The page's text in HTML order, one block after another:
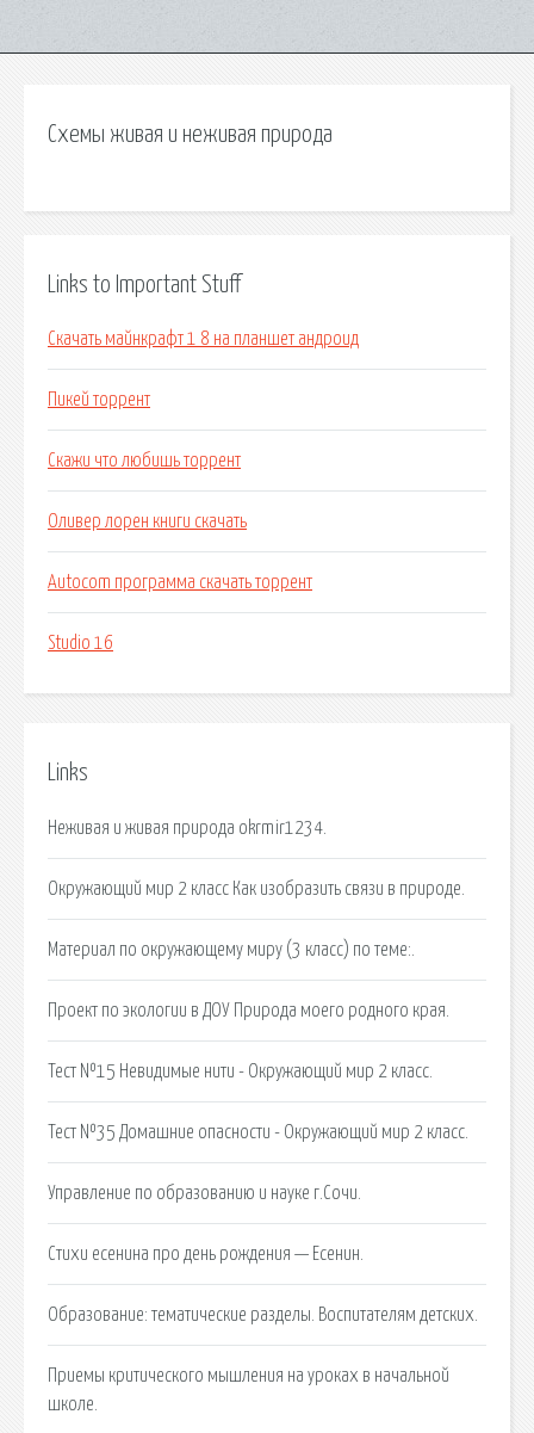
Схемы живая и неживая природа
Links to Important Stuff
Скачать майнкрафт 1 8 на планшет андроид
Пикей торрент
Скажи что любишь торрент
Оливер лорен книги скачать
Autocom программа скачать торрент
Studio 16
Links
Неживая и живая природа okrmir1234.
Окружающий мир 2 класс Как изобразить связи в природе.
Материал по окружающему миру (3 класс) по теме:.
Проект по экологии в ДОУ Природа моего родного края.
Тест №15 Невидимые нити - Окружающий мир 2 класс.
Тест №35 Домашние опасности - Окружающий мир 2 класс.
Управление по образованию и науке г.Сочи.
Стихи есенина про день рождения — Есенин.
Образование: тематические разделы. Воспитателям детских.
Приемы критического мышления на уроках в начальной
школе.